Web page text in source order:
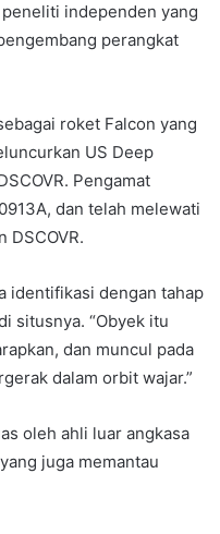
independen yang
perangkat
roket Falcon yang
US Deep
Pengamat
dan telah melewati
DSCOVR.
identifikasi dengan tahap
situsnya. “Obyek itu
dan muncul pada
dalam orbit wajar.”
oleh ahli luar angkasa
juga memantau